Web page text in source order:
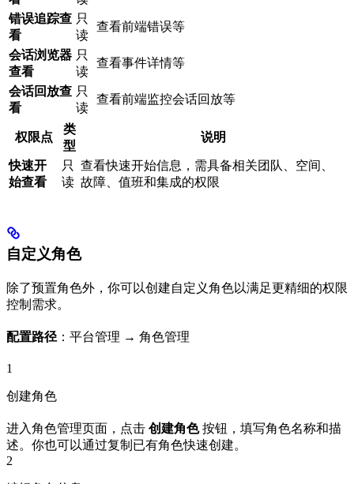
错误追踪查
看
只
读
查看前端错误等
会话浏览器
查看
只
读
查看事件详情等
会话回放查
看
只
读
查看前端监控会话回放等
权限点
类
型
说明
快速开
始查看
只
读
查看快速开始信息，需具备相关团队、空间、
故障、值班和集成的权限
自定义角色
除了预置角色外，你可以创建自定义角色以满足更精细的权限
控制需求。
配置路径 ：平台管理 → 角色管理
1
创建角色
进入角色管理页面，点击 创建角色按钮，填写角色名称和描
述。你也可以通过复制已有角色快速创建。
2